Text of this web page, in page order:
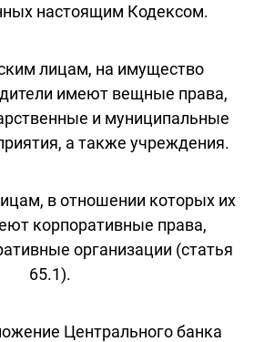
настоящим Кодексом.
лицам, на имущество
имеют вещные права,
и муниципальные
а также учреждения.
в отношении которых их
корпоративные права,
организации (статья
65.1).
Центрального банка